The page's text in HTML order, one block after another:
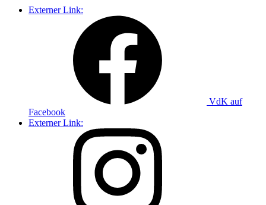
Externer Link:
VdK auf
Facebook
Externer Link: